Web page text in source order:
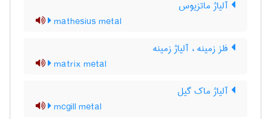
آلیاژ ماتزیوس
mathesius metal
فلز زمینه ، آلیاژ زمینه
matrix metal
آلیاژ ماک گیل
mcgill metal